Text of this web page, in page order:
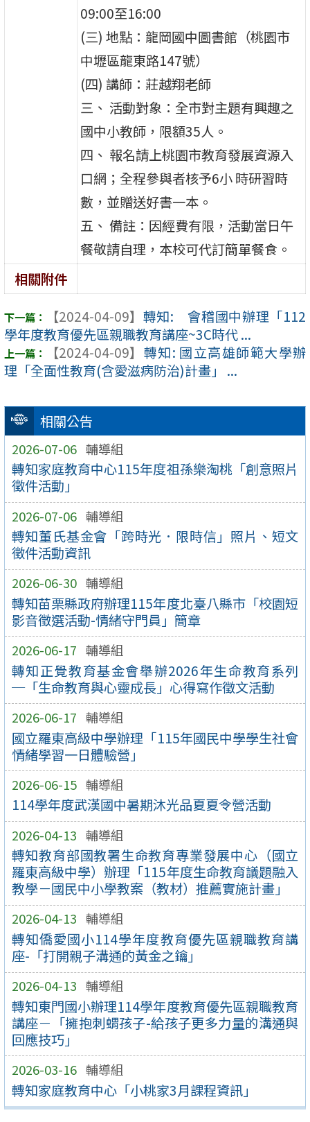
相關公告
2026-07-06 輔導組
轉知家庭教育中心115年度祖孫樂淘桃「創意照片
徵件活動」
2026-07-06 輔導組
轉知董氏基金會「跨時光．限時信」照片、短文
徵件活動資訊
2026-06-30 輔導組
轉知苗栗縣政府辦理115年度北臺八縣市「校園短
影音徵選活動-情緒守門員」簡章
2026-06-17 輔導組
轉知正覺教育基金會舉辦2026年生命教育系列
─「生命教育與心靈成長」心得寫作徵文活動
2026-06-17 輔導組
國立羅東高級中學辦理「115年國民中學學生社會
情緒學習一日體驗營」
2026-06-15 輔導組
114學年度武漢國中暑期沐光品夏夏令營活動
2026-04-13 輔導組
轉知教育部國教署生命教育專業發展中心（國立
羅東高級中學）辦理「115年度生命教育議題融入
教學－國民中小學教案（教材）推薦實施計畫」
2026-04-13 輔導組
轉知僑愛國小114學年度教育優先區親職教育講
座-「打開親子溝通的黃金之鑰」
2026-04-13 輔導組
轉知東門國小辦理114學年度教育優先區親職教育
講座－「擁抱刺蝟孩子-給孩子更多力量的溝通與
回應技巧」
2026-03-16 輔導組
轉知家庭教育中心「小桃家3月課程資訊」
09:00至16:00
(三) 地點：龍岡國中圖書館（桃園市
中壢區龍東路147號）
(四) 講師：莊越翔老師
三、 活動對象：全市對主題有興趣之
國中小教師，限額35人。
四、 報名請上桃園市教育發展資源入
口網；全程參與者核予6小 時研習時
數，並贈送好書一本。
五、 備註：因經費有限，活動當日午
餐敬請自理，本校可代訂簡單餐食。
相關附件
【2024-04-09】 轉知: 會稽國中辦理「112
學年度教育優先區親職教育講座~3C時代 ...
【2024-04-09】 轉知: 國立高雄師範大學辦
理「全面性教育(含愛滋病防治)計畫」 ...